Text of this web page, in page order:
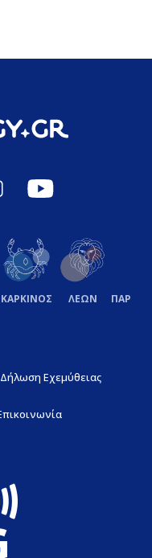
ΚΑΡΚΙΝΟΣ ΛΕΩΝ
Δήλωση Εχεμύθειας